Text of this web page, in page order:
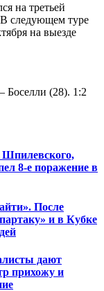
на третьей
следующем туре
на выезде
Боселли (28). 1:2
8-е поражение в
После
и в Кубке
дают
прихожу и